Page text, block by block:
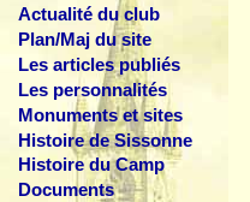
Actualité du club
Plan/Maj du site
Les articles publiés
Les personnalités
Monuments et sites
Histoire de Sissonne
Histoire du Camp
Documents